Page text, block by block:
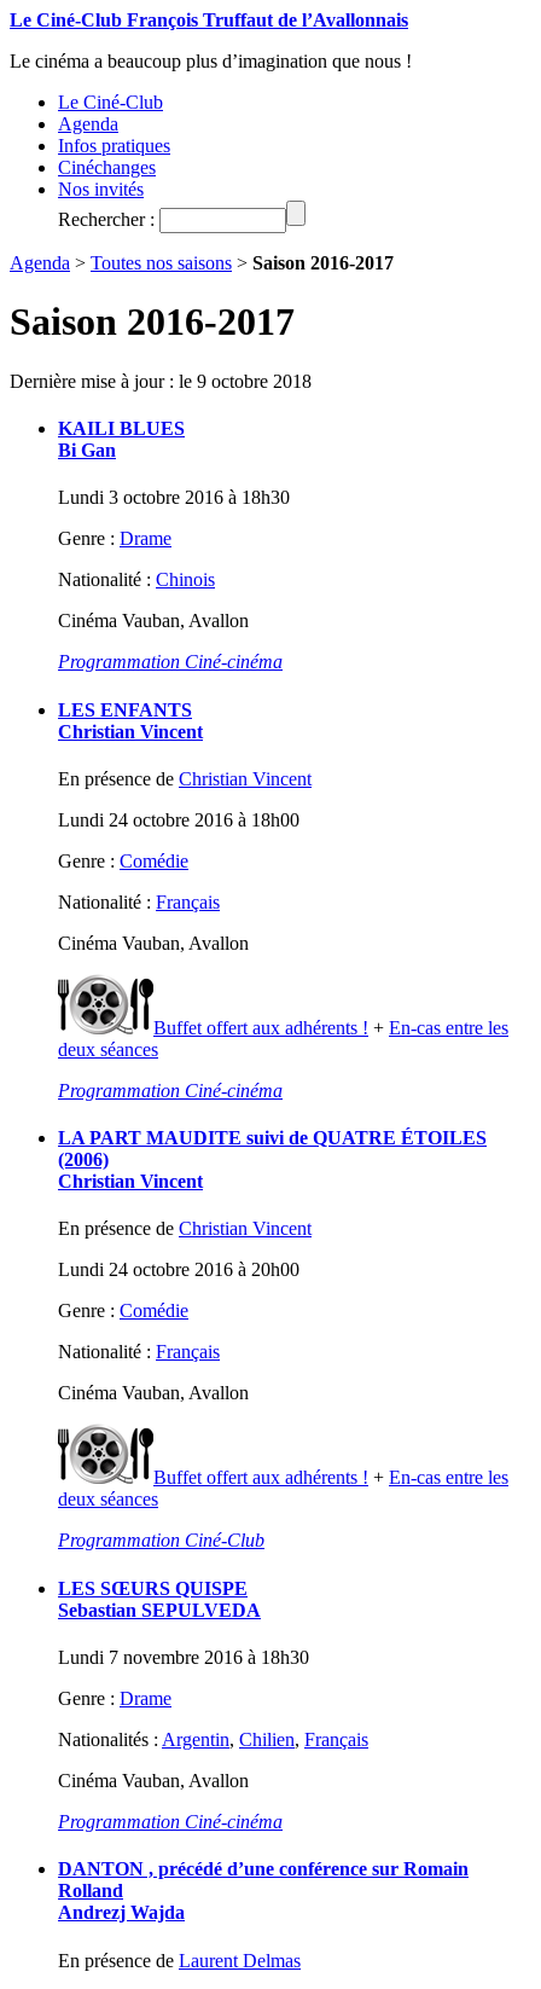
Le Ciné-Club François Truffaut de l’Avallonnais
Le cinéma a beaucoup plus d’imagination que nous !
Le Ciné-Club
Agenda
Infos pratiques
Cinéchanges
Nos invités
Rechercher :
Agenda > Toutes nos saisons > Saison 2016-2017
Saison 2016-2017
Dernière mise à jour : le 9 octobre 2018
KAILI BLUES
Bi Gan
Lundi 3 octobre 2016 à 18h30
Genre : Drame
Nationalité : Chinois
Cinéma Vauban, Avallon
Programmation Ciné-cinéma
LES ENFANTS
Christian Vincent
En présence de Christian Vincent
Lundi 24 octobre 2016 à 18h00
Genre : Comédie
Nationalité : Français
Cinéma Vauban, Avallon
Buffet offert aux adhérents ! + En-cas entre les
deux séances
Programmation Ciné-cinéma
LA PART MAUDITE suivi de QUATRE ÉTOILES
(2006)
Christian Vincent
En présence de Christian Vincent
Lundi 24 octobre 2016 à 20h00
Genre : Comédie
Nationalité : Français
Cinéma Vauban, Avallon
Buffet offert aux adhérents ! + En-cas entre les
deux séances
Programmation Ciné-Club
LES SŒURS QUISPE
Sebastian SEPULVEDA
Lundi 7 novembre 2016 à 18h30
Genre : Drame
Nationalités : Argentin, Chilien, Français
Cinéma Vauban, Avallon
Programmation Ciné-cinéma
DANTON , précédé d’une conférence sur Romain
Rolland
Andrezj Wajda
En présence de Laurent Delmas